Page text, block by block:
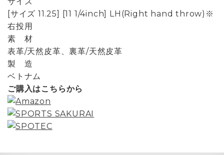
[サイズ 11.25] [11 1/4inch] LH(Right hand throw)※
右投用
素 材
表革/天然皮革、裏革/天然皮革
製 造
ベトナム
ご購入はこちらから